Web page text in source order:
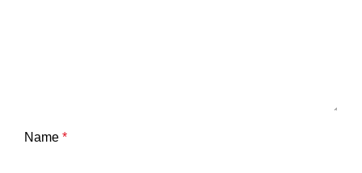
Name *